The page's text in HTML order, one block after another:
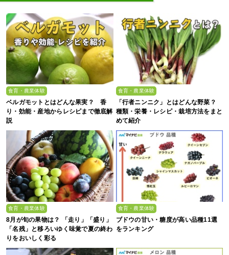
食育・農業体験
ベルガモットとはどんな果実？ 香
り・効能・産地からレシピまで徹底解
説
食育・農業体験
「行者ニンニク」とはどんな野菜？
種類・栄養・レシピ・栽培方法をまと
めて紹介
食育・農業体験
8月が旬の果物は？ 「走り」「盛り」
「名残」と移ろいゆく味覚で夏の終わ
りをおいしく彩る
食育・農業体験
ブドウの甘い・糖度が高い品種11選
をランキング